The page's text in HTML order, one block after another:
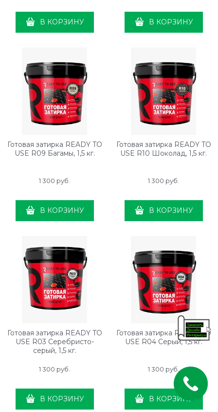
В КОРЗИНУ В КОРЗИНУ
Готовая затирка READY TO
USE R09 Багамы, 1,5 кг.
1 300 руб.
В КОРЗИНУ
Готовая затирка READY TO
USE R10 Шоколад, 1,5 кг.
1 300 руб.
В КОРЗИНУ
Готовая затирка READY TO
USE R03 Серебристо-
серый, 1,5 кг.
1 300 руб.
В КОРЗИНУ
Готовая затирка READY TO
USE R04 Серый, 1,5 кг.
1 300 руб.
В КОРЗИНУ